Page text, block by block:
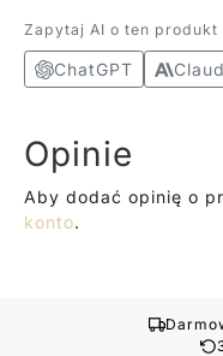
Zapytaj AI o ten
ChatGPT
Opinie
Aby dodać opinię o
konto.